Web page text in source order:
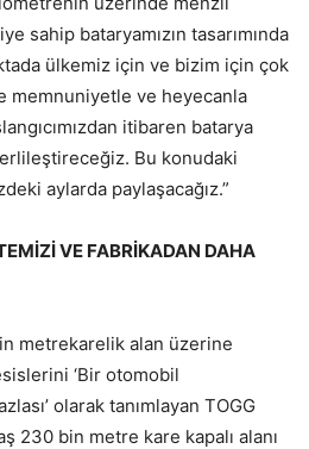
sahip bataryamızın tasarımında
ülkemiz için ve bizim için çok
memnuniyetle ve heyecanla
itibaren batarya
Bu konudaki
aylarda paylaşacağız.”
VE FABRİKADAN DAHA
metrekarelik alan üzerine
‘Bir otomobil
olarak tanımlayan TOGG
230 bin metre kare kapalı alanı